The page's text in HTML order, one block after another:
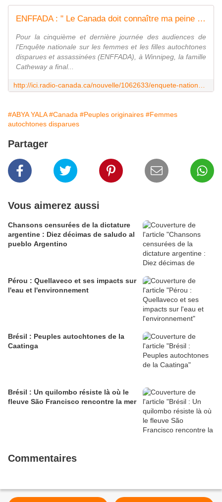
ENFFADA : " Le Canada doit connaître ma peine ", dit la mère d'une victime
Pour la cinquième et dernière journée des audiences de
l'Enquête nationale sur les femmes et les filles autochtones
disparues et assassinées (ENFFADA), à Winnipeg, la famille
Catheway a final...
#ABYA YALA #Canada #Peuples originaires #Femmes
autochtones disparues
Partager
Vous aimerez aussi
Chansons censurées de la dictature
argentine : Diez décimas de saludo al
pueblo Argentino
Pérou : Quellaveco et ses impacts sur
l'eau et l'environnement
Brésil : Peuples autochtones de la
Caatinga
Brésil : Un quilombo résiste là où le
fleuve São Francisco rencontre la mer
Commentaires